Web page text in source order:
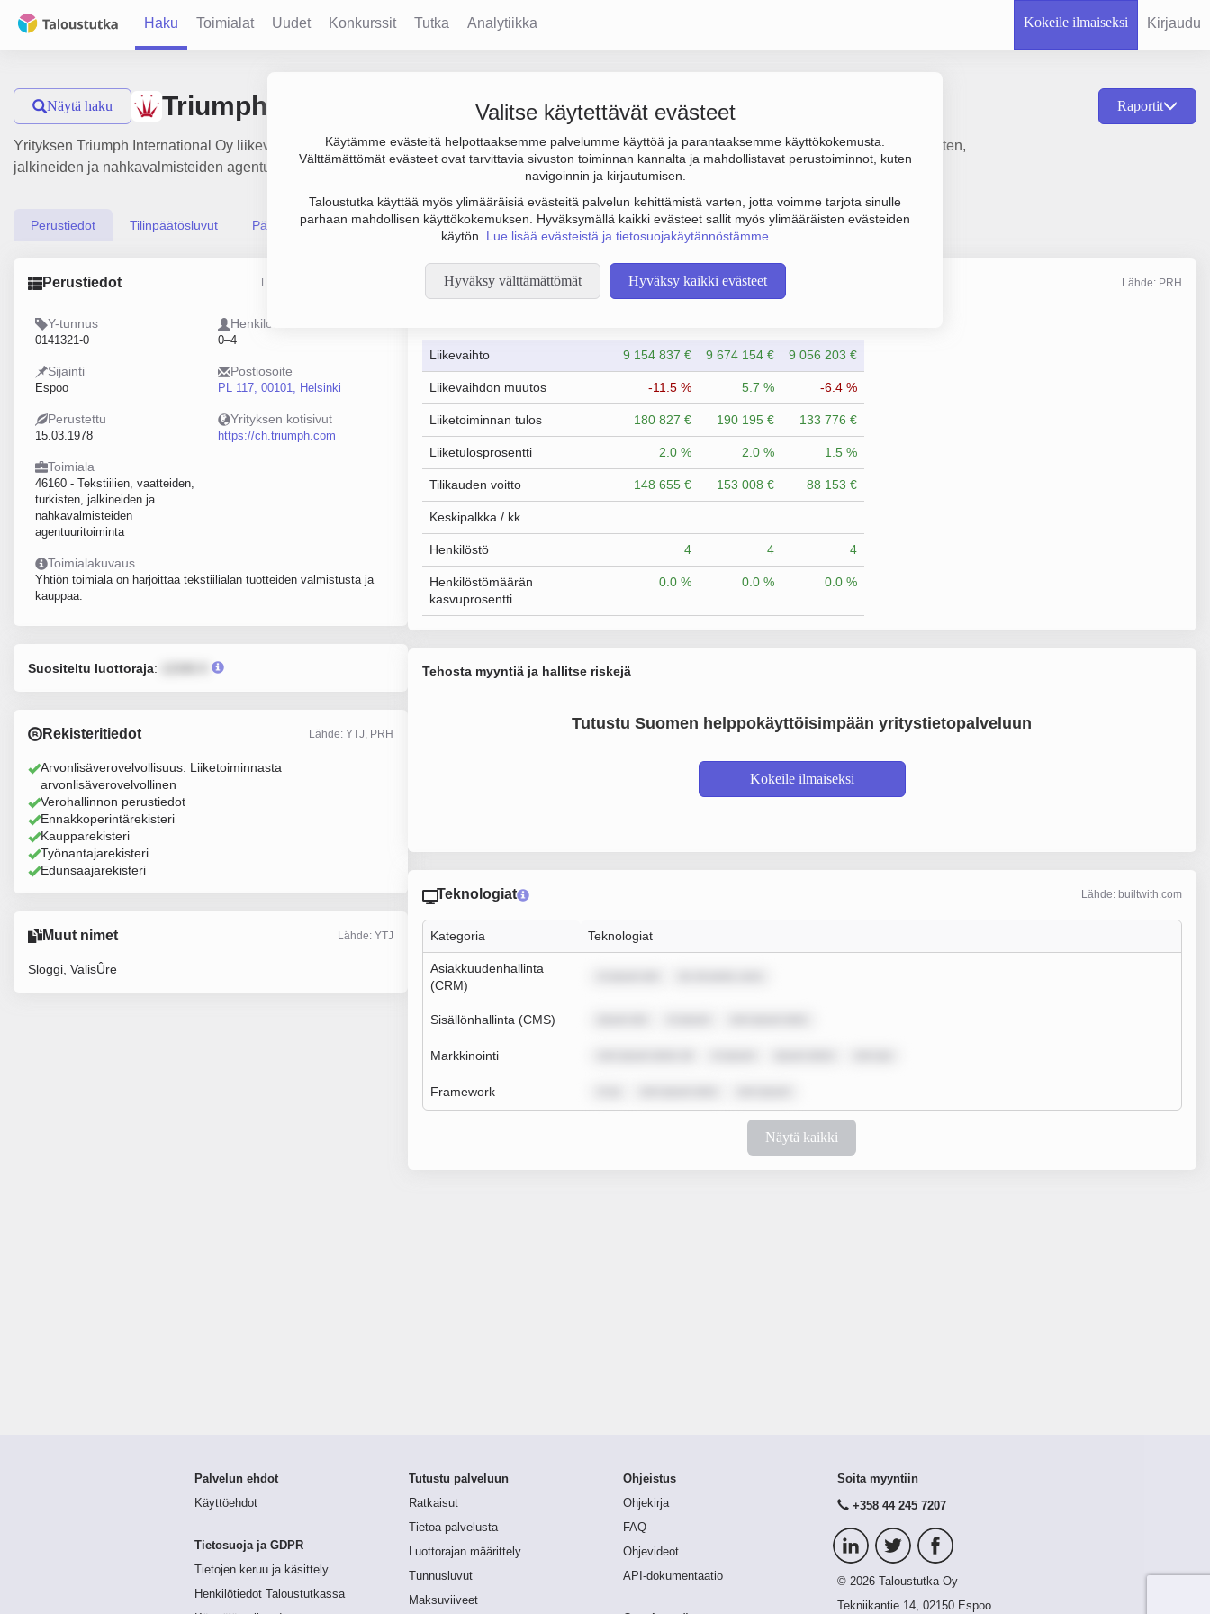
Haku Toimialat Uudet Konkurssit Tutka Analytiikka Kokeile ilmaiseksi Kirjaudu
Valitse käytettävät evästeet
Käytämme evästeitä helpottaaksemme palvelumme käyttöä ja parantaaksemme käyttökokemusta.
Välttämättömät evästeet ovat tarvittavia sivuston toiminnan kannalta ja mahdollistavat perustoiminnot, kuten
navigoinnin ja kirjautumisen.
Taloustutka käyttää myös ylimääräisiä evästeitä palvelun kehittämistä varten, jotta voimme tarjota sinulle
parhaan mahdollisen käyttökokemuksen. Hyväksymällä kaikki evästeet sallit myös ylimääräisten evästeiden
käytön. Lue lisää evästeistä ja tietosuojakäytännöstämme
Hyväksy välttämättömät Hyväksy kaikki evästeet
Näytä haku Triumph International Oy Raportit
Yrityksen Triumph International Oy liikevaihto on 9.1 milj. €, tulos 134 000 € ja henkilöstömäärä 4. Sen päätoimiala on Tekstiilien, vaatteiden, turkisten,
jalkineiden ja nahkavalmisteiden agentuuritoiminta, perustamisvuosi 1978 ja sijainti Espoo. Yrityksen yhtiömuoto Osakeyhtiö (OY).
Perustiedot Tilinpäätösluvut Päättäjätiedot
Perustiedot Lähde: YTJ, PRH, Traficom
Y-tunnus
0141321-0
Henkilöstömäärä
0–4
Sijainti
Espoo
Postiosoite
PL 117, 00101, Helsinki
Perustettu
15.03.1978
Yrityksen kotisivut
https://ch.triumph.com
Toimiala
46160 - Tekstiilien, vaatteiden,
turkisten, jalkineiden ja
nahkavalmisteiden
agentuuritoiminta
Toimialakuvaus
Yhtiön toimiala on harjoittaa tekstiilialan tuotteiden valmistusta ja
kauppaa.
Suositeltu luottoraja:
Rekisteritiedot Lähde: YTJ, PRH
Arvonlisäverovelvollisuus: Liiketoiminnasta
arvonlisäverovelvollinen
Verohallinnon perustiedot
Ennakkoperintärekisteri
Kaupparekisteri
Työnantajarekisteri
Edunsaajarekisteri
Muut nimet Lähde: YTJ
Sloggi, ValisÛre
Taloustiedot Lähde: PRH
Liikevaihto 9 154 837 € 9 674 154 € 9 056 203 €
Liikevaihdon muutos -11.5 % 5.7 % -6.4 %
Liiketoiminnan tulos 180 827 € 190 195 € 133 776 €
Liiketulosprosentti 2.0 % 2.0 % 1.5 %
Tilikauden voitto 148 655 € 153 008 € 88 153 €
Keskipalkka / kk
Henkilöstö 4 4 4
Henkilöstömäärän
kasvuprosentti
0.0 % 0.0 % 0.0 %
Tehosta myyntiä ja hallitse riskejä
Tutustu Suomen helppokäyttöisimpään yritystietopalveluun
Kokeile ilmaiseksi
Teknologiat Lähde: builtwith.com
Kategoria Teknologiat
Asiakkuudenhallinta
(CRM)
Sisällönhallinta (CMS)
Markkinointi
Framework
Näytä kaikki
Palvelun ehdot
Käyttöehdot
Tietosuoja ja GDPR
Tietojen keruu ja käsittely
Henkilötiedot Taloustutkassa
Tutustu palveluun
Ratkaisut
Tietoa palvelusta
Luottorajan määrittely
Tunnusluvut
Maksuviiveet
Ohjeistus
Ohjekirja
FAQ
Ohjevideot
API-dokumentaatio
Soita myyntiin
+358 44 245 7207
© 2026 Taloustutka Oy
Tekniikantie 14, 02150 Espoo